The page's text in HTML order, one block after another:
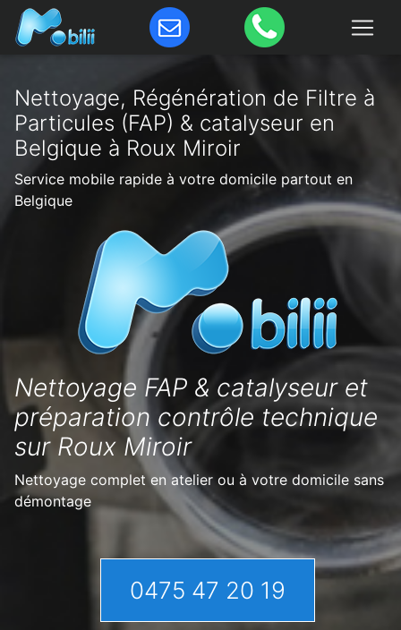
Nettoyage, Régénération de Filtre à
Particules (FAP) & catalyseur en
Belgique à Roux Miroir
Service mobile rapide à votre domicile partout en
Belgique
Nettoyage FAP & catalyseur et
préparation contrôle technique
sur Roux Miroir
Nettoyage complet en atelier ou à votre domicile sans
démontage
0475 47 20 19